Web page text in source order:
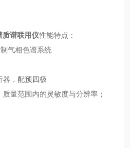
质谱联用仪性能特点：
气相色谱系统
器，配预四极
量范围内的灵敏度与分辨率；